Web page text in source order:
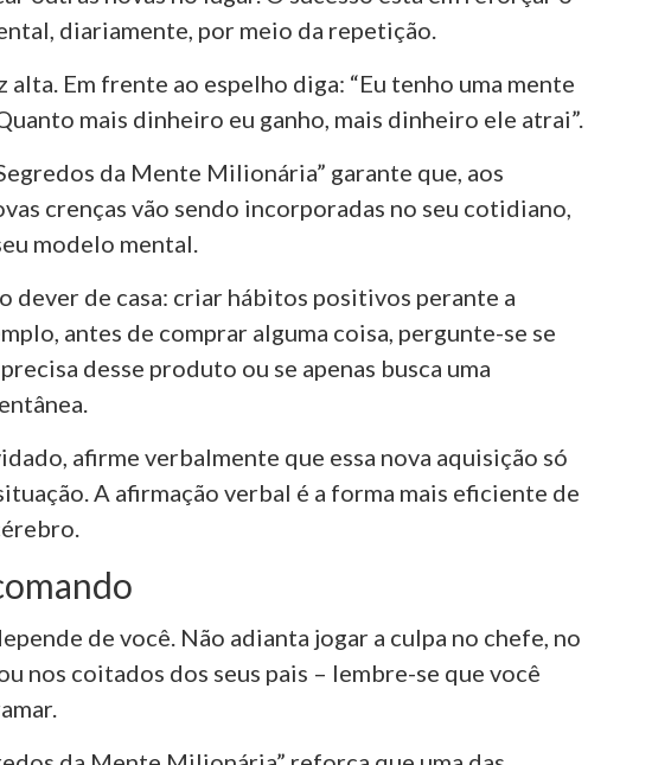
diariamente, por meio da repetição.
alta. Em frente ao espelho diga: “Eu tenho uma mente
mais dinheiro eu ganho, mais dinheiro ele atrai”.
da Mente Milionária” garante que, aos
crenças vão sendo incorporadas no seu cotidiano,
modelo mental.
dever de casa: criar hábitos positivos perante a
antes de comprar alguma coisa, pergunte-se se
desse produto ou se apenas busca uma
afirme verbalmente que essa nova aquisição só
A afirmação verbal é a forma mais eficiente de
de você. Não adianta jogar a culpa no chefe, no
nos coitados dos seus pais – lembre-se que você